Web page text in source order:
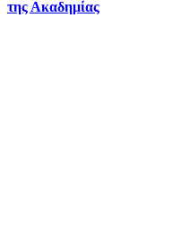
της Ακαδημίας